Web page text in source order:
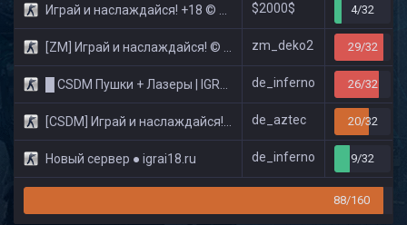
Играй и наслаждайся! +18 © Public $2000$ 4/32
[ZM] Играй и наслаждайся! © Zombie Show zm_deko2 29/32
█ CSDM Пушки + Лазеры | IGRAI18.RU ツ █ de_inferno 26/32
[CSDM] Играй и наслаждайся! © Classic de_aztec 20/32
Новый сервер ● igrai18.ru de_inferno 9/32
88/160